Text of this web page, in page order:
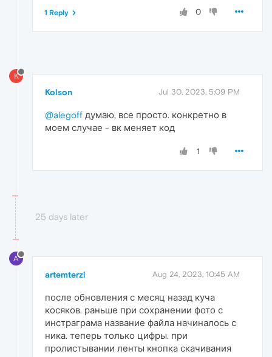
0
1 Reply
K
Kolson Jul 30, 2023, 5:09 PM
@alegoff думаю, все просто. конкретно в
моем случае - вк меняет код
1
25 days later
A
artemterzi Aug 24, 2023, 10:45 AM
после обновления с месяц назад куча
косяков. раньше при сохранении фото с
инстраграма название файла начиналось с
ника. теперь только цифры. при
пролистывании ленты кнопка скачивания